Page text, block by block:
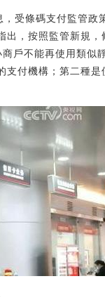
受條碼支付監管政
，按照監管新規
戶不能再使用類似
付機構；第二種是